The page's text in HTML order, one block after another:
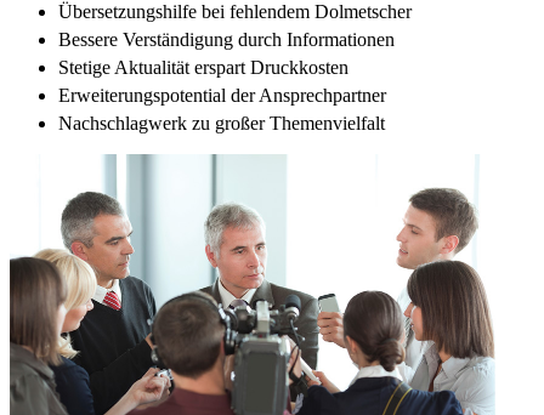
Übersetzungshilfe bei fehlendem Dolmetscher
Bessere Verständigung durch Informationen
Stetige Aktualität erspart Druckkosten
Erweiterungspotential der Ansprechpartner
Nachschlagwerk zu großer Themenvielfalt